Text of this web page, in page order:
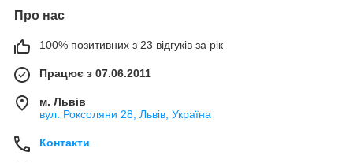
Про нас
100% позитивних з 23 відгуків за рік
Працює з 07.06.2011
м. Львів
вул. Роксоляни 28, Львів, Україна
Контакти